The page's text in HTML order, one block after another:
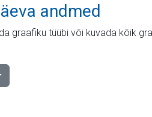
andmed
graafiku tüübi või kuvada kõik